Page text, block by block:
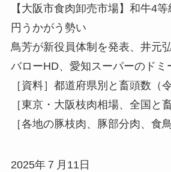
【大阪市食肉卸売市場】和牛4
円うかがう勢い
鳥芳が新役員体制を発表、井元
バローHD、愛知スーパーのドミ
［資料］都道府県別と畜頭数（
［東京・大阪枝肉相場、全国と
［各地の豚枝肉、豚部分肉、食
2025年７月11日